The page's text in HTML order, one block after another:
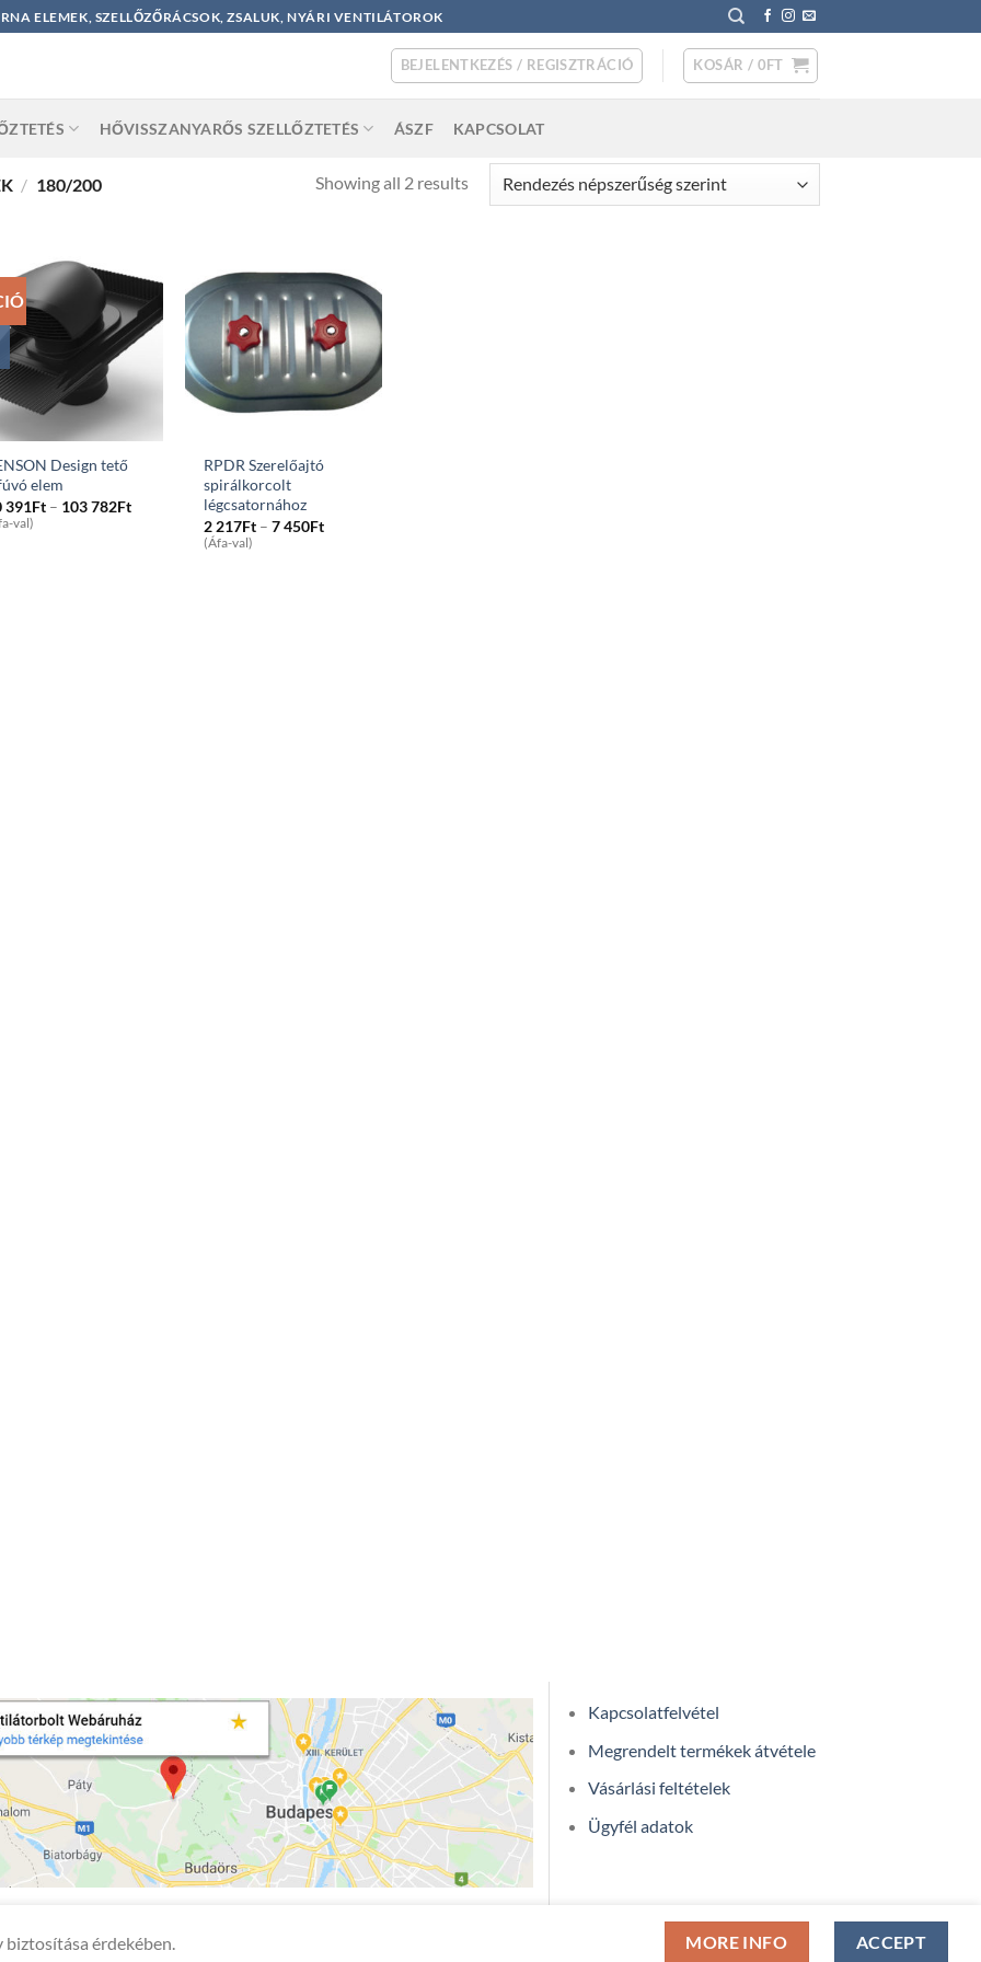
ELEMEK, SZELLŐZŐRÁCSOK, ZSALUK, NYÁRI VENTILÁTOROK
BEJELENTKEZÉS / REGISZTRÁCIÓ KOSÁR / 0FT
HŐVISSZANYARŐS SZELLŐZTETÉS ÁSZF KAPCSOLAT
/ 180/200 Showing all 2 resultsSorted
Design tető
elem
391Ft – 103 782FtPrice
val)
RPDR Szerelőajtó
spirálkorcolt
légcsatornához
2 217Ft – 7 450FtPrice
(Áfa-val)
Kapcsolatfelvétel
Megrendelt termékek átvétele
Vásárlási feltételek
Ügyfél adatok
biztosítása érdekében. MORE INFO ACCEPT